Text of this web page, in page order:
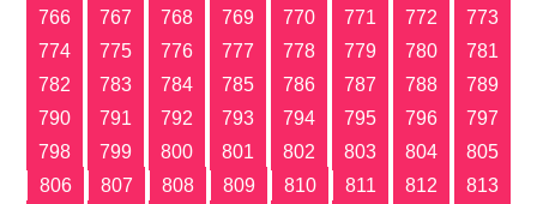
766
767 768 769 770 771 772
773
774
775 776 777 778 779 780
781
782
783 784 785 786 787 788
789
790
791 792 793 794 795 796
797
798
799 800 801 802 803 804
805
806
807 808 809 810 811 812
813